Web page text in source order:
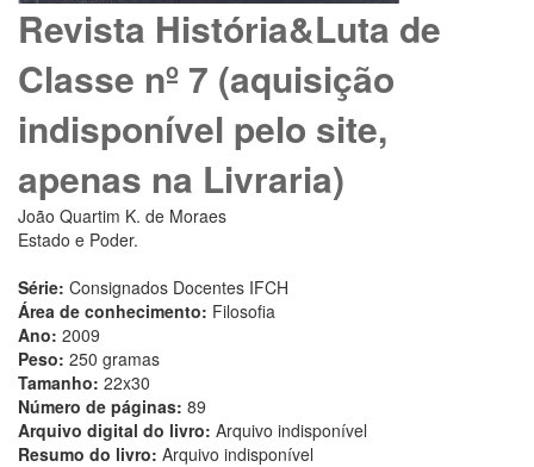
Revista História&Luta de
Classe nº 7 (aquisição
indisponível pelo site,
apenas na Livraria)
João Quartim K. de Moraes
Estado e Poder.
Série: Consignados Docentes IFCH
Área de conhecimento: Filosofia
Ano: 2009
Peso: 250 gramas
Tamanho: 22x30
Número de páginas: 89
Arquivo digital do livro: Arquivo indisponível
Resumo do livro: Arquivo indisponível